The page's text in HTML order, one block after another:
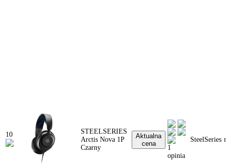
10
STEELSERIES
Arctis Nova 1P
Czarny
Aktualna
cena
1
opinia
SteelSeries